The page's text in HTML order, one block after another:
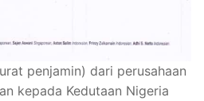
penjamin) dari perusahaan
kepada Kedutaan Nigeria